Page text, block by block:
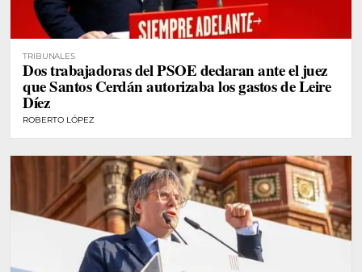
TRIBUNALES
Dos trabajadoras del PSOE declaran ante el juez
que Santos Cerdán autorizaba los gastos de Leire
Díez
ROBERTO LÓPEZ